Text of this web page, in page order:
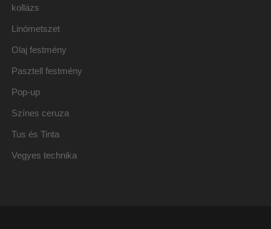
kollázs
Linómetszet
Olaj festmény
Pasztell festmény
Pop-up
Színes ceruza
Tus és Tinta
Vegyes technika